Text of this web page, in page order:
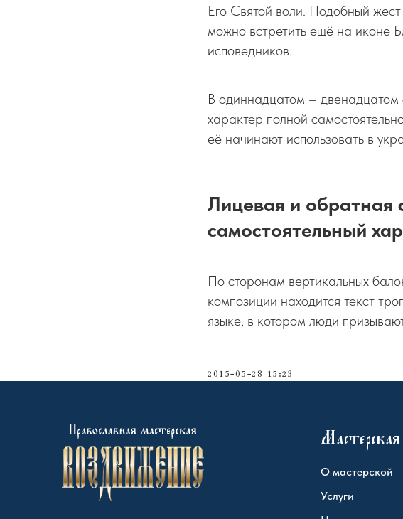
Его Святой воли. Подобный
можно встретить ещё на иконе
исповедников.
В одиннадцатом – двенадцатом
характер полной
её начинают использовать в
Лицевая и обратная
самостоятельный
По сторонам вертикальных
композиции находится текст
языке, в котором люди
2015-05-28 15:23
Мастерская
О мастерской
Услуги